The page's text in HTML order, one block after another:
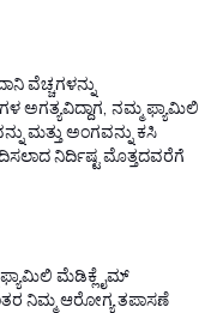
ವೆಚ್ಚಗಳನ್ನು
ಅಗತ್ಯವಿದ್ದಾಗ, ನಮ್ಮ ಫ್ಯಾಮಿಲಿ
ಮತ್ತು ಅಂಗವನ್ನು ಕಸಿ
ನಿರ್ದಿಷ್ಟ ಮೊತ್ತದವರೆಗೆ
ಫ್ಯಾಮಿಲಿ ಮೆಡಿಕ್ಲೈಮ್
ನಿಮ್ಮ ಆರೋಗ್ಯ ತಪಾಸಣೆ